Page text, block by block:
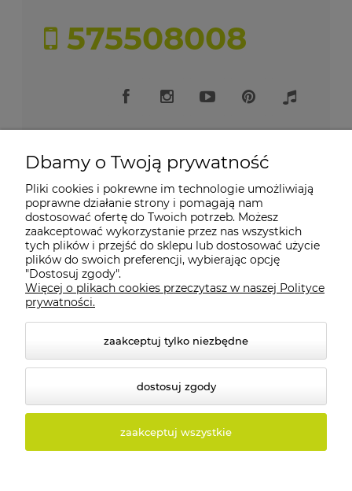
575508008
Moje konto
Płatności i dostawa
Informacje
Styl graficzny i aplikacje ShopGadget.pl
Dbamy o Twoją prywatność
Pliki cookies i pokrewne im technologie umożliwiają
poprawne działanie strony i pomagają nam
dostosować ofertę do Twoich potrzeb. Możesz
zaakceptować wykorzystanie przez nas wszystkich
tych plików i przejść do sklepu lub dostosować użycie
plików do swoich preferencji, wybierając opcję
"Dostosuj zgody".
Więcej o plikach cookies przeczytasz w naszej Polityce
prywatności.
zaakceptuj tylko niezbędne
dostosuj zgody
zaakceptuj wszystkie